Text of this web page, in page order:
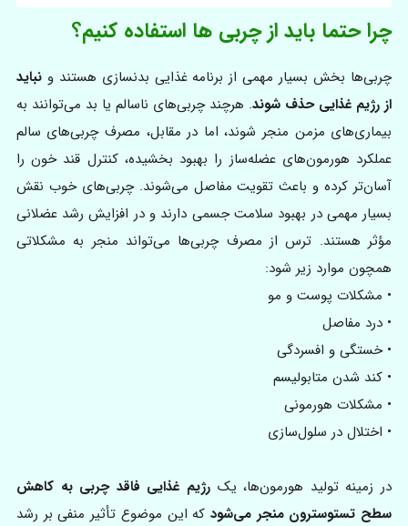
چرا حتما باید از چربی ها استفاده کنیم؟
چربی‌ها بخش بسیار مهمی از برنامه غذایی بدنسازی هستند ونباید
از رژیم غذایی حذف شوند. هرچند چربی‌های ناسالم یا بد می‌توانند به
بیماری‌های مزمن منجر شوند، اما در مقابل، مصرف چربی‌های سالم
عملکرد هورمون‌های عضله‌ساز را بهبود بخشیده، کنترل قند خون را
آسان‌تر کرده و باعث تقویت مفاصل می‌شوند. چربی‌های خوب نقش
بسیار مهمی در بهبود سلامت جسمی دارند و در افزایش رشد عضلانی
مؤثر هستند. ترس از مصرف چربی‌ها می‌تواند منجر به مشکلاتی
همچون موارد زیر شود:
• مشکلات پوست و مو
• درد مفاصل
• خستگی و افسردگی
• کند شدن متابولیسم
• مشکلات هورمونی
• اختلال در سلول‌سازی
در زمینه تولید هورمون‌ها، یک رژیم غذایی فاقد چربی به کاهش
سطح تستوسترون منجر می‌شود که این موضوع تأثیر منفی بر رشد